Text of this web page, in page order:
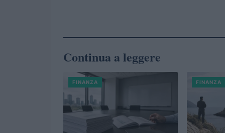
Continua a leggere
FINANZA FINANZA